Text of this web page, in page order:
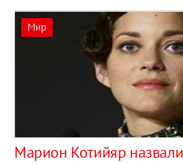
Мир
Марион Котийяр